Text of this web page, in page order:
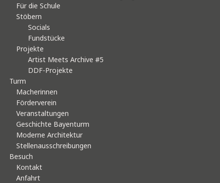
Für die Schule
Stöbern
Socials
Fundstücke
Projekte
Artist Meets Archive #5
DDF-Projekte
Turm
Macherinnen
Förderverein
Veranstaltungen
Geschichte Bayenturm
Moderne Architektur
Stellenausschreibungen
Besuch
Kontakt
Anfahrt